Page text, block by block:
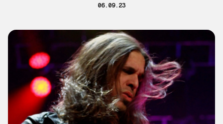
06.09.23